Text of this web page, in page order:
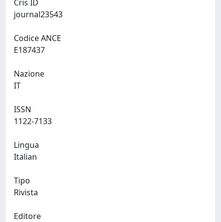
Cris ID
Codice ANCE
Nazione
ISSN
Lingua
Tipo
Rivista
Editore